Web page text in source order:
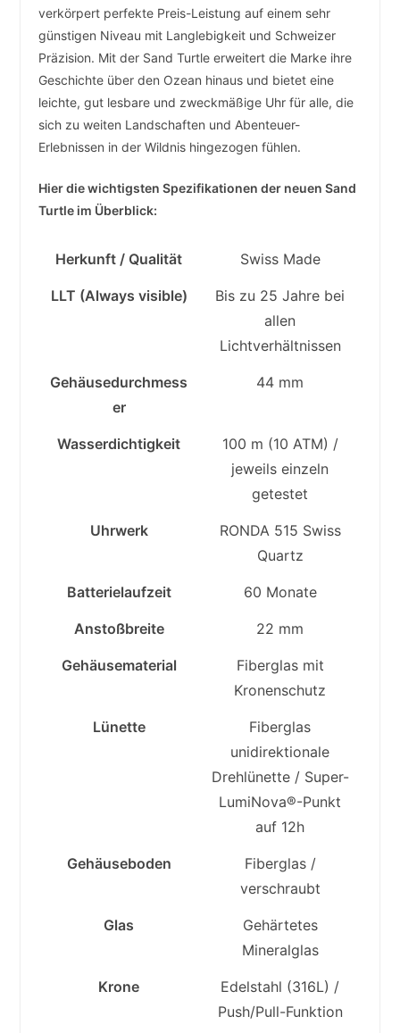
verkörpert perfekte Preis-Leistung auf einem sehr
günstigen Niveau mit Langlebigkeit und Schweizer
Präzision. Mit der Sand Turtle erweitert die Marke ihre
Geschichte über den Ozean hinaus und bietet eine
leichte, gut lesbare und zweckmäßige Uhr für alle, die
sich zu weiten Landschaften und Abenteuer-
Erlebnissen in der Wildnis hingezogen fühlen.
Hier die wichtigsten Spezifikationen der neuen Sand
Turtle im Überblick:
Herkunft / Qualität Swiss Made
LLT (Always visible)
Bis zu 25 Jahre bei
allen
Lichtverhältnissen
Gehäusedurchmess
er
44 mm
Wasserdichtigkeit
100 m (10 ATM) /
jeweils einzeln
getestet
Uhrwerk
RONDA 515 Swiss
Quartz
Batterielaufzeit 60 Monate
Anstoßbreite 22 mm
Gehäusematerial
Fiberglas mit
Kronenschutz
Lünette
Fiberglas
unidirektionale
Drehlünette / Super-
LumiNova®-Punkt
auf 12h
Gehäuseboden
Fiberglas /
verschraubt
Glas
Gehärtetes
Mineralglas
Krone
Edelstahl (316L) /
Push/Pull-Funktion